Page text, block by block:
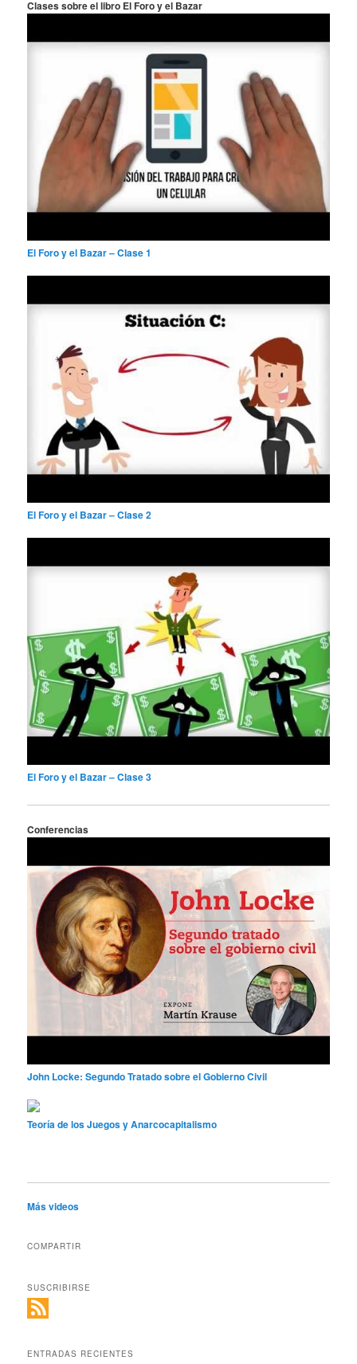
r
Clases sobre el libro El Foro y el Bazar
El Foro y el Bazar – Clase 1
El Foro y el Bazar – Clase 2
El Foro y el Bazar – Clase 3
Conferencias
John Locke: Segundo Tratado sobre el Gobierno Civil
Teoría de los Juegos y Anarcocapitalismo
Más videos
COMPARTIR
SUSCRIBIRSE
ENTRADAS RECIENTES